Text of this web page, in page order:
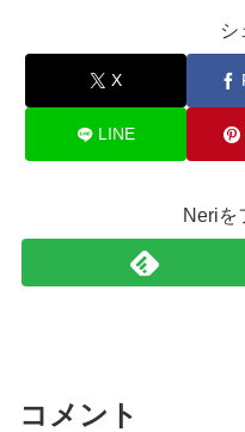
シ
X
LINE
Neriを
コメント